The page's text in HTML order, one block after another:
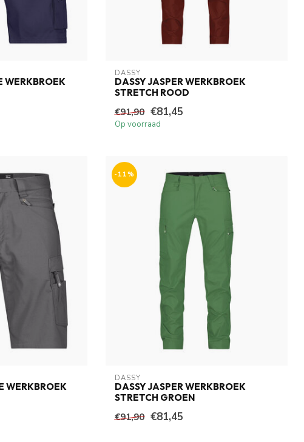
WERKBROEK
DASSY
DASSY JASPER WERKBROEK
STRETCH ROOD
€91,90 €81,45
Op voorraad
WERKBROEK
-11%
DASSY
DASSY JASPER WERKBROEK
STRETCH GROEN
€91,90 €81,45